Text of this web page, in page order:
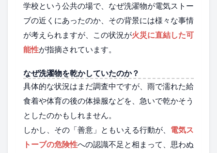
学校という公共の場で、なぜ洗濯物が電気ストー
ブの近くにあったのか、その背景には様々な事情
が考えられますが、この状況が火災に直結した可
能性が指摘されています。
なぜ洗濯物を乾かしていたのか？
具体的な状況はまだ調査中ですが、雨で濡れた給
食着や体育の後の体操服などを、急いで乾かそう
としたのかもしれません。
しかし、その「善意」ともいえる行動が、 電気ス
トーブの危険性への認識不足と相まって、思わぬ